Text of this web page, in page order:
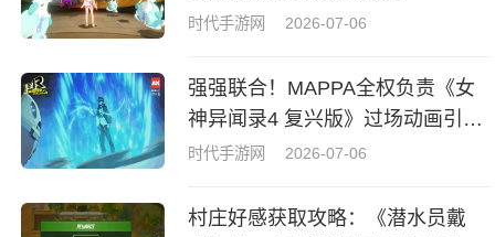
时代手游网 2026-07-06
强强联合！MAPPA全权负责《女
神异闻录4 复兴版》过场动画引热
议
时代手游网 2026-07-06
村庄好感获取攻略：《潜水员戴